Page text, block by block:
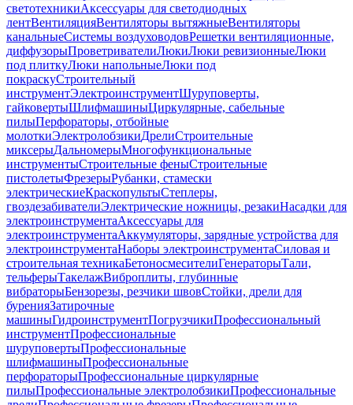
светотехникиАксессуары для светодиодных
лентВентиляцияВентиляторы вытяжныеВентиляторы
канальныеСистемы воздуховодовРешетки вентиляционные,
диффузорыПроветривателиЛюкиЛюки ревизионныеЛюки
под плиткуЛюки напольныеЛюки под
покраскуСтроительный
инструментЭлектроинструментШуруповерты,
гайковертыШлифмашиныЦиркулярные, сабельные
пилыПерфораторы, отбойные
молоткиЭлектролобзикиДрелиСтроительные
миксерыДальномерыМногофункциональные
инструментыСтроительные феныСтроительные
пистолетыФрезерыРубанки, стамески
электрическиеКраскопультыСтеплеры,
гвоздезабивателиЭлектрические ножницы, резакиНасадки для
электроинструментаАксессуары для
электроинструментаАккумуляторы, зарядные устройства для
электроинструментаНаборы электроинструментаСиловая и
строительная техникаБетоносмесителиГенераторыТали,
тельферыТакелажВиброплиты, глубинные
вибраторыБензорезы, резчики швовСтойки, дрели для
буренияЗатирочные
машиныГидроинструментПогрузчикиПрофессиональный
инструментПрофессиональные
шуруповертыПрофессиональные
шлифмашиныПрофессиональные
перфораторыПрофессиональные циркулярные
пилыПрофессиональные электролобзикиПрофессиональные